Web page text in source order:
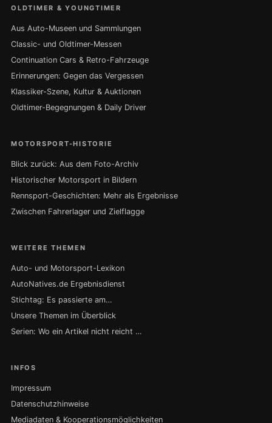
OLDTIMER & YOUNGTIMER
Aus Auto-Museen und Sammlungen
Classic- und Oldtimer-Messen
Continuation Cars & Retro-Fahrzeuge
Erinnerungen: Gegen das Vergessen
Klassiker-Szene, Kultur & Auktionen
Oldtimer-Begegnungen & Daily Driver
MOTORSPORT-HISTORIE
Blick zurück: Aus dem Foto-Archiv
Historischer Motorsport in Bildern
Rennsport-Geschichten: Mehr als Ergebnisse
Zwischen Fahrerlager und Zielflagge
WEITERE THEMEN
Auto- und Motorsport-Lexikon
AutoNatives.de Ergebnisdienst
Stichtag: Es passierte am…
Unsere Themen im Überblick
Serien: Wo ein Artikel nicht reicht …
INFOS
Impressum
Datenschutzhinweise
Mediadaten & Kooperationsmöglichkeiten